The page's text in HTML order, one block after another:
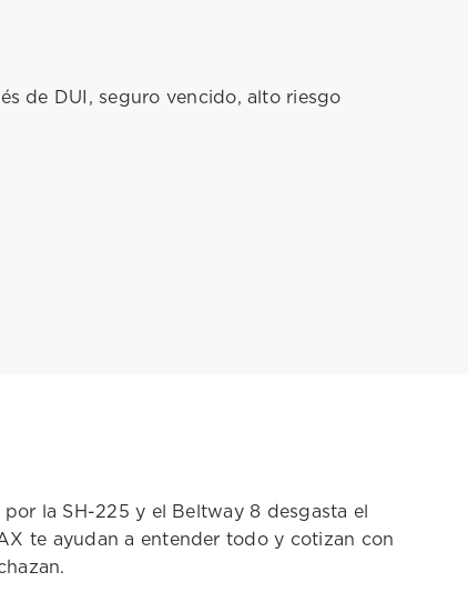
de DUI, seguro vencido, alto riesgo
la SH-225 y el Beltway 8 desgasta el
te ayudan a entender todo y cotizan con